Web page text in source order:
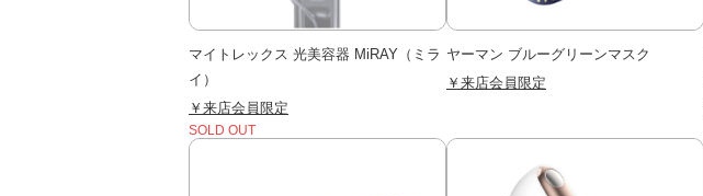
マイトレックス 光美容器 MiRAY（ミラ
イ）
￥来店会員限定
SOLD OUT
ヤーマン ブルーグリーンマスク
￥来店会員限定